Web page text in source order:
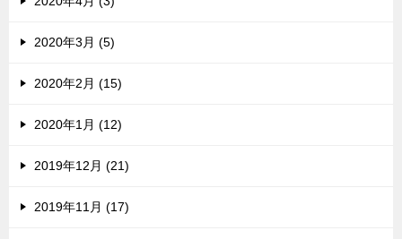
2020年3月 (5)
2020年2月 (15)
2020年1月 (12)
2019年12月 (21)
2019年11月 (17)